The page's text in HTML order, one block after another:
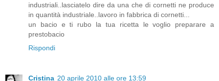
industriali..lasciatelo dire da una che di cornetti ne produce
in quantità industriale..lavoro in fabbrica di cornetti...
un bacio e ti rubo la tua ricetta le voglio preparare a
prestobacio
Rispondi
Cristina 20 aprile 2010 alle ore 13:59